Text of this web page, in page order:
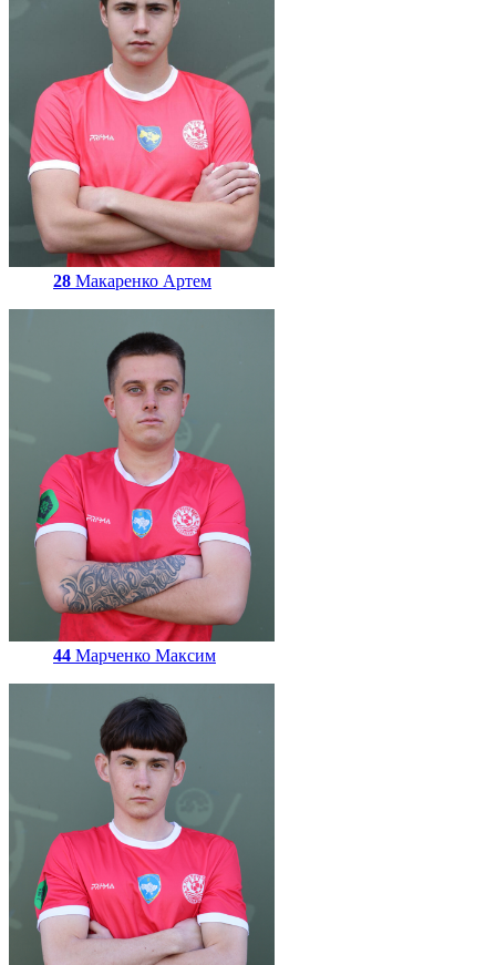
28 Макаренко Артем
44 Марченко Максим